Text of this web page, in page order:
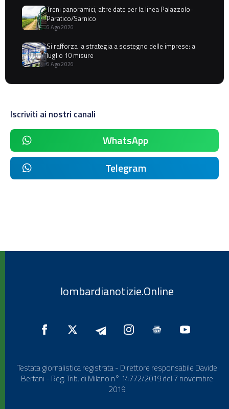
Treni panoramici, altre date per la linea Palazzolo-
Paratico/Sarnico
6 Ago 2026
Si rafforza la strategia a sostegno delle imprese: a
luglio 10 misure
6 Ago 2026
Iscriviti ai nostri canali
WhatsApp
Telegram
lombardianotizie.Online
Testata giornalistica registrata - Direttore responsabile Davide
Bertani - Reg. Trib. di Milano n° 14772/2019 del 7 novembre
2019